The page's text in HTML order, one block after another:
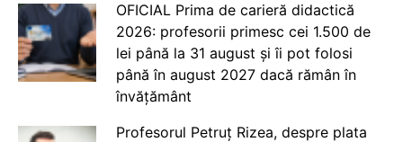
OFICIAL Prima de carieră didactică
2026: profesorii primesc cei 1.500 de
lei până la 31 august și îi pot folosi
până în august 2027 dacă rămân în
învățământ
Profesorul Petruț Rizea, despre plata